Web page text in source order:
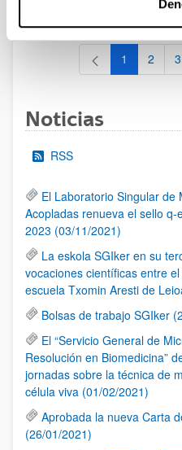
al 30/07/2026 (ambos
Página
1 Página
2 3
Noticias
RSS
El Laboratorio Singular de
Acopladas renueva el sello
2023 (03/11/2021)
La eskola SGIker en su
vocaciones científicas entre
escuela Txomin Aresti de
Bolsas de trabajo SGIker
El “Servicio General de
Resolución en Biomedicina”
jornadas sobre la técnica de
célula viva (01/02/2021)
Aprobada la nueva Carta
(26/01/2021)